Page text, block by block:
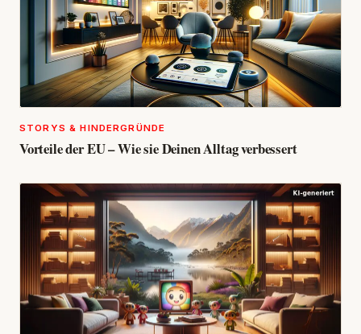
STORYS & HINDERGRÜNDE
Vorteile der EU – Wie sie Deinen Alltag verbessert